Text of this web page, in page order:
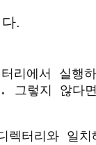
.
리에서 실행
지 않다면
터리와 일치